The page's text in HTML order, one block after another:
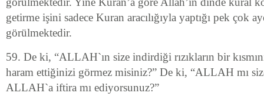
getirme işini sadece Kuran aracılığıyla yaptığı pek çok
görülmektedir.
59. De ki, “ALLAH`ın size indirdiği rızıkların bir
haram ettiğinizi görmez misiniz?” De ki, “ALLAH mı
ALLAH`a iftira mı ediyorsunuz?”